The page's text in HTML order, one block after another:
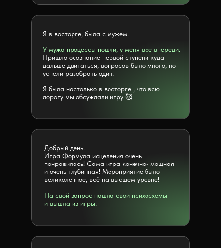
Я в восторге, была с мужем.
У мужа процессы пошли, у меня все впереди.
Пришло осознание первой ступени куда
дальше двигаться, вопросов было много, но
успели разобрать один.
Я была настолько в восторге , что всю
дорогу мы обсуждали игру 🥰
Добрый день.
Игра Формула исцеления очень
понравилась! Сама игра конечно- мощная
и очень глубинная! Мероприятие было
великолепное, всё на высшем уровне!
На свой запрос нашла свои психосхемы
и вышла из игры.